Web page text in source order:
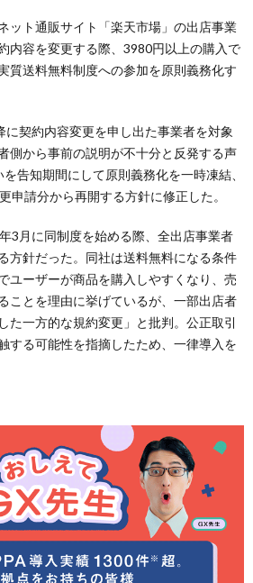
ット通販サイト「楽天市場」の出店事業
内容を変更する際、3980円以上の購入で
質送料無料制度への参加を原則義務化す
契約内容変更を申し出た事業者を対象
側から事前の説明が不十分と反発する声
告知期間にして原則義務化を一時凍結、
申請分から再開する方針に修正した。
3月に同制度を始める際、全出店事業者
方針だった。同社は送料無料になる条件
ユーザーが商品を購入しやすくなり、売
ことを理由に挙げているが、一部出店者
た一方的な規約変更」と批判。公正取引
する可能性を指摘したため、一律導入を